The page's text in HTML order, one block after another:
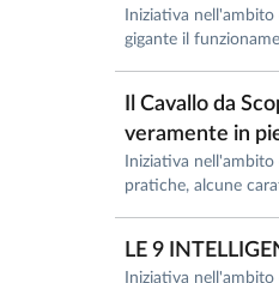
Iniziativa
gigante il
Il Cavallo da
veramente in
Iniziativa
pratiche, alcune
LE 9
Iniziativa